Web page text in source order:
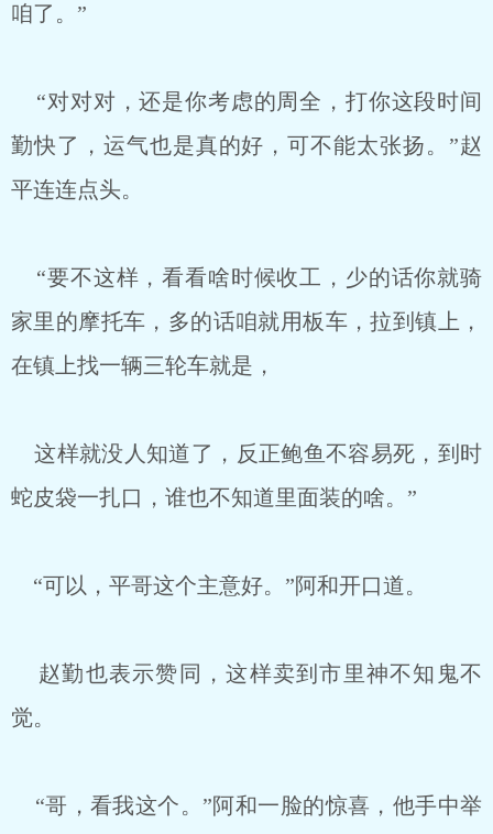
咱了。”
“对对对，还是你考虑的周全，打你这段时间
勤快了，运气也是真的好，可不能太张扬。”赵
平连连点头。
“要不这样，看看啥时候收工，少的话你就骑
家里的摩托车，多的话咱就用板车，拉到镇上，
在镇上找一辆三轮车就是，
这样就没人知道了，反正鲍鱼不容易死，到时
蛇皮袋一扎口，谁也不知道里面装的啥。”
“可以，平哥这个主意好。”阿和开口道。
赵勤也表示赞同，这样卖到市里神不知鬼不
觉。
“哥，看我这个。”阿和一脸的惊喜，他手中举